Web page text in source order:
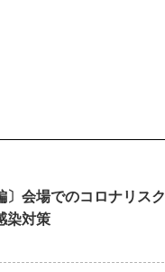
〕会場でのコロナリス
染対策